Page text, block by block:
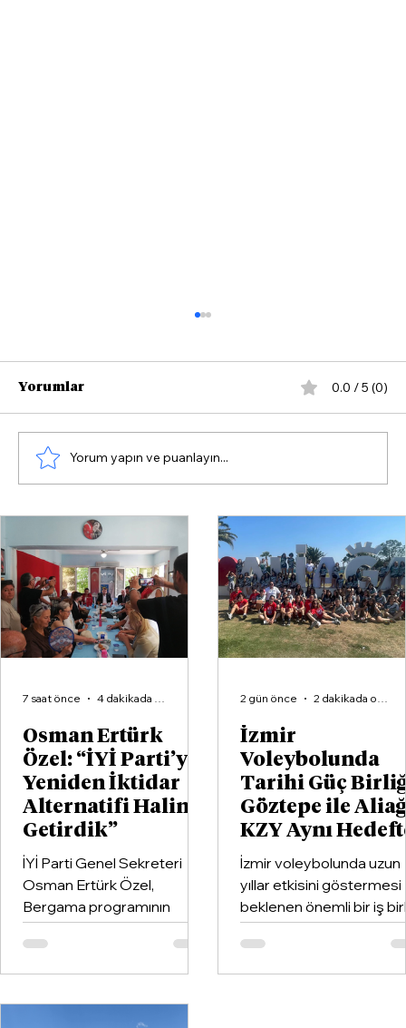
Osman Ertürk
Özel: “İYİ Parti’yi
Yeniden İktidar
Alternatifi Haline
Getirdik”
İYİ Parti Genel Sekreteri
Osman Ertürk Özel,
Bergama programının
ardından geldiği Dikili’de
partisinin ilçe teşkilatıyla
buluştu.
7 saat önce 4 dakikada okunur
İzmir
Voleybolunda
Tarihi Güç
Göztepe ile
KZY Aynı
İzmir voleybolunda uzun
yıllar etkisini göstermesi
beklenen önemli bir iş
hayata geçirildi. Kentin
kulüplerinden Göztepe
Spor Kulübü ile İzmir'in en
2 gün önce 2 dakikada okunur
İzmir Voleybolunda Tarihi Güç
Birliği: Göztepe ile Aliağa KZY Aynı
Hedefte
Yorumlar 0.0 / 5 (0)
Yorum yapın ve puanlayın...